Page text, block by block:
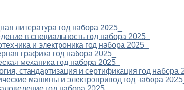
литература год набора 2025_
в специальность год набора 2025_
и электроника год набора 2025_
графика год набора 2025_
механика год набора 2025_
стандартизация и сертификация год набора
машины и электропривод год набора 2025_